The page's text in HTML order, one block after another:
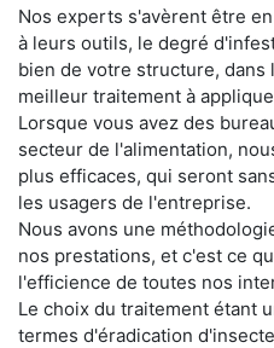
Nos experts s'avèrent être
à leurs outils, le degré
bien de votre structure,
meilleur traitement à
Lorsque vous avez des
secteur de l'alimentation,
plus efficaces, qui seront
les usagers de l'entreprise.
Nous avons une
nos prestations, et c'est ce
l'efficience de toutes nos
Le choix du traitement étant
termes d'éradication